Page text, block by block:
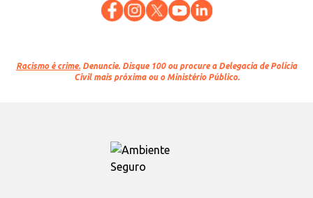
Racismo é crime. Denuncie. Disque 100 ou procure a Delegacia de Polícia
Civil mais próxima ou o Ministério Público.